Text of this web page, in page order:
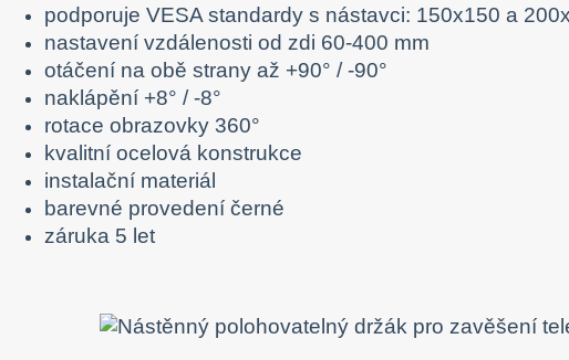
podporuje VESA standardy s nástavci: 150x150 a
nastavení vzdálenosti od zdi 60-400 mm
otáčení na obě strany až +90° / -90°
naklápění +8° / -8°
rotace obrazovky 360°
kvalitní ocelová konstrukce
instalační materiál
barevné provedení černé
záruka 5 let